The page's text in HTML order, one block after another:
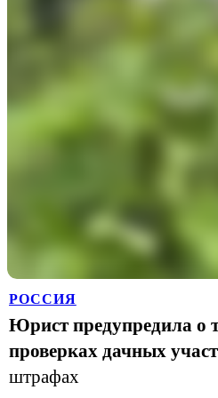
РОССИЯ
Юрист предупредила о
проверках дачных
штрафах